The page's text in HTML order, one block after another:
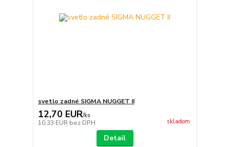
svetlo zadné SIGMA NUGGET II
12,70 EUR/ks
10,33 EUR bez DPH skladom
Detail